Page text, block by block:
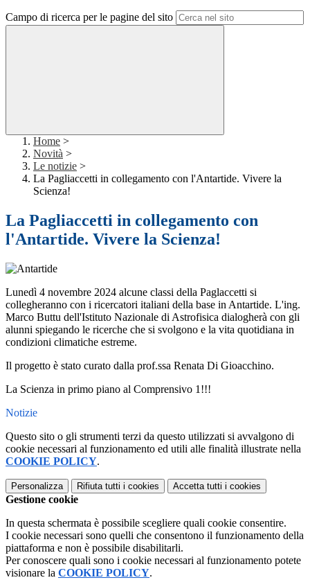
Campo di ricerca per le pagine del sito
Home >
Novità >
Le notizie >
La Pagliaccetti in collegamento con l'Antartide. Vivere la
Scienza!
La Pagliaccetti in collegamento con
l'Antartide. Vivere la Scienza!
Lunedì 4 novembre 2024 alcune classi della Paglaccetti si
collegheranno con i ricercatori italiani della base in Antartide. L'ing.
Marco Buttu dell'Istituto Nazionale di Astrofisica dialogherà con gli
alunni spiegando le ricerche che si svolgono e la vita quotidiana in
condizioni climatiche estreme.
Il progetto è stato curato dalla prof.ssa Renata Di Gioacchino.
La Scienza in primo piano al Comprensivo 1!!!
Notizie
Questo sito o gli strumenti terzi da questo utilizzati si avvalgono di
cookie necessari al funzionamento ed utili alle finalità illustrate nella
COOKIE POLICY.
Personalizza Rifiuta tutti i cookies Accetta tutti i cookies
Gestione cookie
In questa schermata è possibile scegliere quali cookie consentire.
I cookie necessari sono quelli che consentono il funzionamento della
piattaforma e non è possibile disabilitarli.
Per conoscere quali sono i cookie necessari al funzionamento potete
visionare la COOKIE POLICY.